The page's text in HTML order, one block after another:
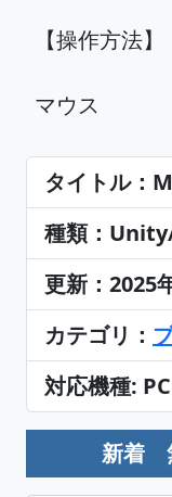
【操作方法】
マウス
タイトル：
種類：
更新：2025
カテゴリ：
対応機種:
新着